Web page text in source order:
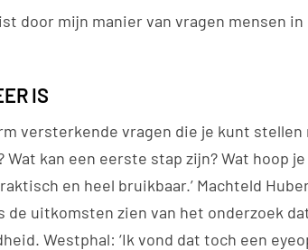
door mijn manier van vragen mensen
IS
versterkende vragen die je kunt
kan een eerste stap zijn? Wat hoop
en heel bruikbaar.’ Machteld
de uitkomsten zien van het onderzoek
Westphal: ‘Ik vond dat toch een